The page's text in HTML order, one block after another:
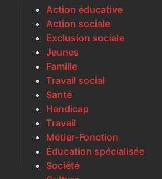
Action éducative
Action sociale
Exclusion sociale
Jeunes
Famille
Travail social
Santé
Handicap
Travail
Métier-Fonction
Éducation spécialisée
Société